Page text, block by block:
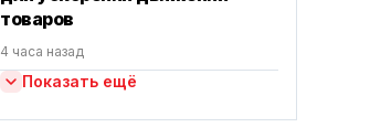
товаров
4 часа назад
Показать ещё